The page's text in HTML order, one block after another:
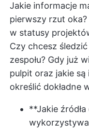
Jakie informacje
pierwszy rzut
w statusy
Czy chcesz
zespołu? Gdy już
pulpit oraz jakie
określić dokładne
**Jakie